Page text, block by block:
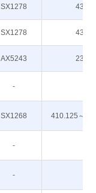
SX1278 433M
SX1278 433M
AX5243 230M
-
SX1268 410.125～
-
-